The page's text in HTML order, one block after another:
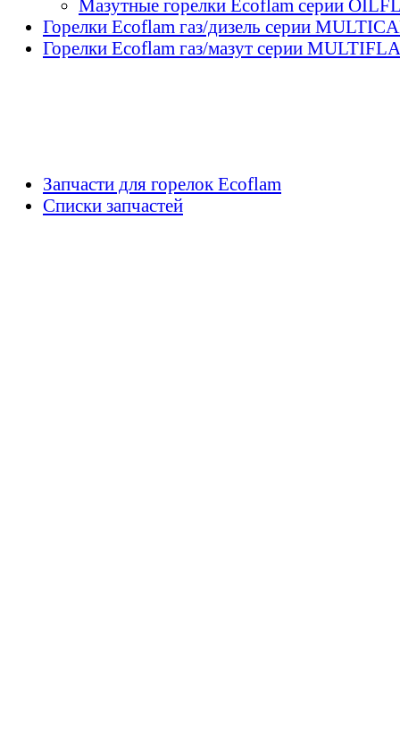
Мазутные горелки Ecoflam серии
Горелки Ecoflam газ/дизель серии
Горелки Ecoflam газ/мазут серии
Запчасти для горелок Ecoflam
Списки запчастей